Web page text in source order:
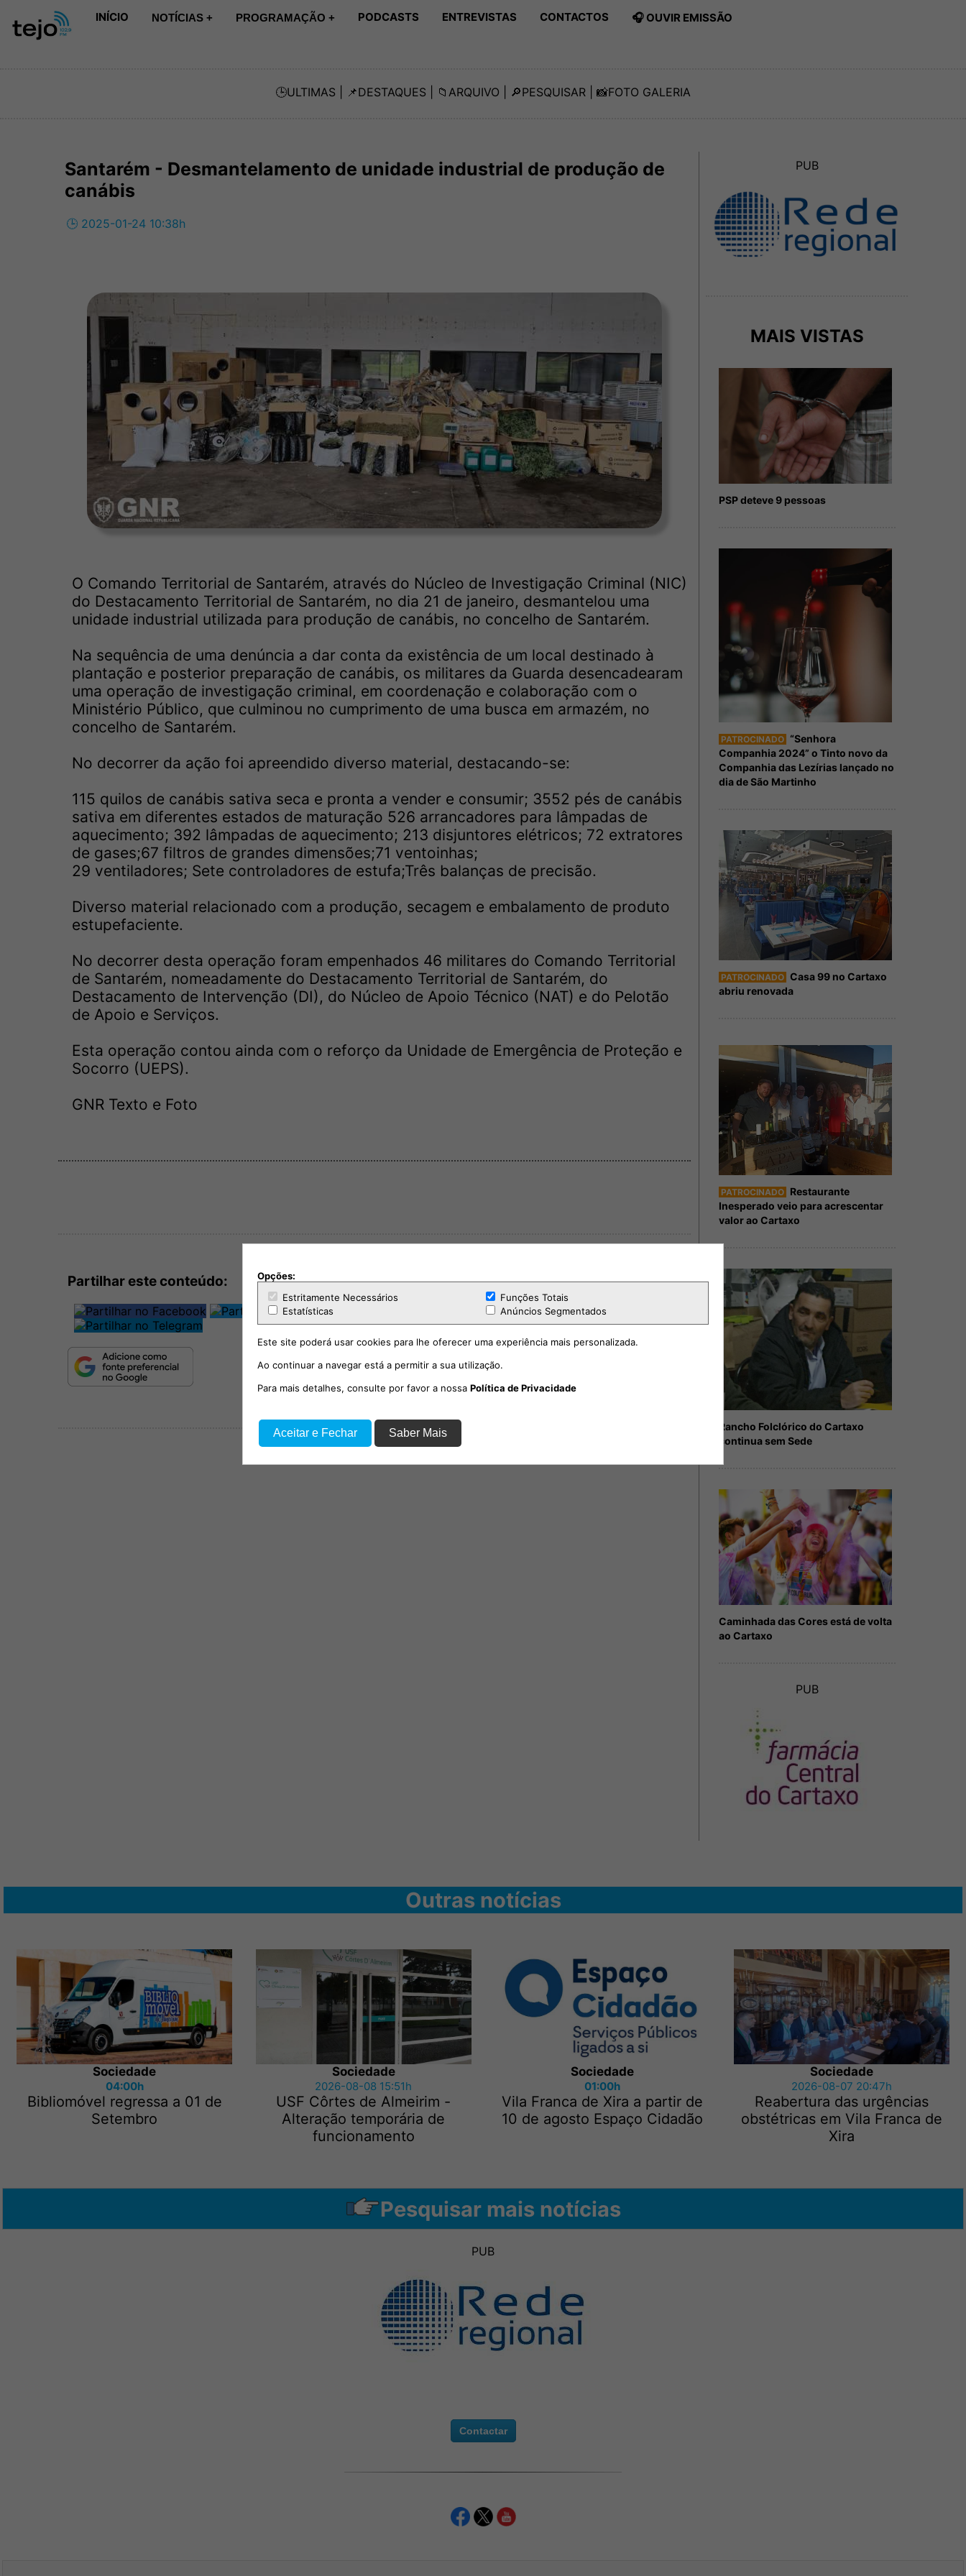
INÍCIO NOTÍCIAS + PROGRAMAÇÃO + PODCASTS ENTREVISTAS CONTACTOS 🎧 OUVIR EMISSÃO
🕒ULTIMAS | 📌DESTAQUES | 📁 ARQUIVO | 🔎PESQUISAR | 📸FOTO GALERIA
Santarém - Desmantelamento de unidade industrial de produção de
canábis
🕒 2025-01-24 10:38h
O Comando Territorial de Santarém, através do Núcleo de Investigação Criminal (NIC)
do Destacamento Territorial de Santarém, no dia 21 de janeiro, desmantelou uma
unidade industrial utilizada para produção de canábis, no concelho de Santarém.
Na sequência de uma denúncia a dar conta da existência de um local destinado à
plantação e posterior preparação de canábis, os militares da Guarda desencadearam
uma operação de investigação criminal, em coordenação e colaboração com o
Ministério Público, que culminou no cumprimento de uma busca em armazém, no
concelho de Santarém.
No decorrer da ação foi apreendido diverso material, destacando-se:
115 quilos de canábis sativa seca e pronta a vender e consumir; 3552 pés de canábis
sativa em diferentes estados de maturação 526 arrancadores para lâmpadas de
aquecimento; 392 lâmpadas de aquecimento; 213 disjuntores elétricos; 72 extratores
de gases;67 filtros de grandes dimensões;71 ventoinhas;
29 ventiladores; Sete controladores de estufa;Três balanças de precisão.
Diverso material relacionado com a produção, secagem e embalamento de produto
estupefaciente.
No decorrer desta operação foram empenhados 46 militares do Comando Territorial
de Santarém, nomeadamente do Destacamento Territorial de Santarém, do
Destacamento de Intervenção (DI), do Núcleo de Apoio Técnico (NAT) e do Pelotão
de Apoio e Serviços.
Esta operação contou ainda com o reforço da Unidade de Emergência de Proteção e
Socorro (UEPS).
GNR Texto e Foto
Partilhar este conteúdo:
PUB
MAIS VISTAS
PSP deteve 9 pessoas
PATROCINADO “Senhora
Companhia 2024” o Tinto novo da
Companhia das Lezírias lançado no
dia de São Martinho
PATROCINADO Casa 99 no Cartaxo
abriu renovada
PATROCINADO Restaurante
Inesperado veio para acrescentar
valor ao Cartaxo
Rancho Folclórico do Cartaxo
continua sem Sede
Caminhada das Cores está de volta
ao Cartaxo
PUB
Outras notícias
Sociedade
04:00h
Bibliomóvel regressa a 01 de
Setembro
Sociedade
2026-08-08 15:51h
USF Côrtes de Almeirim -
Alteração temporária de
funcionamento
Sociedade
01:00h
Vila Franca de Xira a partir de
10 de agosto Espaço Cidadão
Sociedade
2026-08-07 20:47h
Reabertura das urgências
obstétricas em Vila Franca de
Xira
Pesquisar mais notícias
PUB
Contactar
Opções:
Estritamente Necessários
Funções Totais
Estatísticas
Anúncios Segmentados
Este site poderá usar cookies para lhe oferecer uma experiência mais personalizada.
Ao continuar a navegar está a permitir a sua utilização.
Para mais detalhes, consulte por favor a nossa Política de Privacidade
Aceitar e Fechar Saber Mais